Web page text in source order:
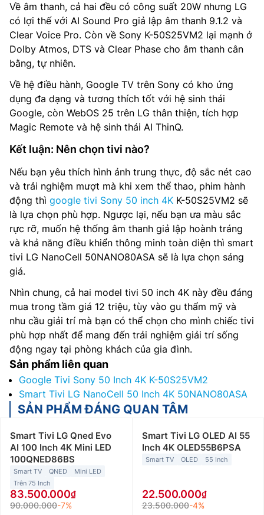
Về âm thanh, cả hai đều có công suất 20W nhưng LG
có lợi thế với AI Sound Pro giả lập âm thanh 9.1.2 và
Clear Voice Pro. Còn về Sony K-50S25VM2 lại mạnh ở
Dolby Atmos, DTS và Clear Phase cho âm thanh cân
bằng, tự nhiên.
Về hệ điều hành, Google TV trên Sony có kho ứng
dụng đa dạng và tương thích tốt với hệ sinh thái
Google, còn WebOS 25 trên LG thân thiện, tích hợp
Magic Remote và hệ sinh thái AI ThinQ.
Kết luận: Nên chọn tivi nào?
Nếu bạn yêu thích hình ảnh trung thực, độ sắc nét cao
và trải nghiệm mượt mà khi xem thể thao, phim hành
động thì google tivi Sony 50 inch 4K K-50S25VM2 sẽ
là lựa chọn phù hợp. Ngược lại, nếu bạn ưa màu sắc
rực rỡ, muốn hệ thống âm thanh giả lập hoành tráng
và khả năng điều khiển thông minh toàn diện thì smart
tivi LG NanoCell 50NANO80ASA sẽ là lựa chọn sáng
giá.
Nhìn chung, cả hai model tivi 50 inch 4K này đều đáng
mua trong tầm giá 12 triệu, tùy vào gu thẩm mỹ và
nhu cầu giải trí mà bạn có thể chọn cho mình chiếc tivi
phù hợp nhất để mang đến trải nghiệm giải trí sống
động ngay tại phòng khách của gia đình.
Sản phẩm liên quan
Google Tivi Sony 50 Inch 4K K-50S25VM2
Smart Tivi LG NanoCell 50 Inch 4K 50NANO80ASA
SẢN PHẨM ĐÁNG QUAN TÂM
Smart Tivi LG Qned Evo
AI 100 Inch 4K Mini LED
100QNED86BS
Smart TV QNED
Mini LED
Trên 75 Inch
83.500.000
90.000.000-7%
Smart Tivi LG OLED AI 55
Inch 4K OLED55B6PSA
Smart TV OLED 55 Inch
22.500.000
23.500.000-4%